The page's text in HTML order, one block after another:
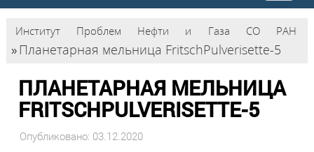
Институт Проблем Нефти и Газа СО РАН
»Планетарная мельница FritschPulverisette-5
ПЛАНЕТАРНАЯ МЕЛЬНИЦА
FRITSCHPULVERISETTE-5
Опубликовано: 03.12.2020